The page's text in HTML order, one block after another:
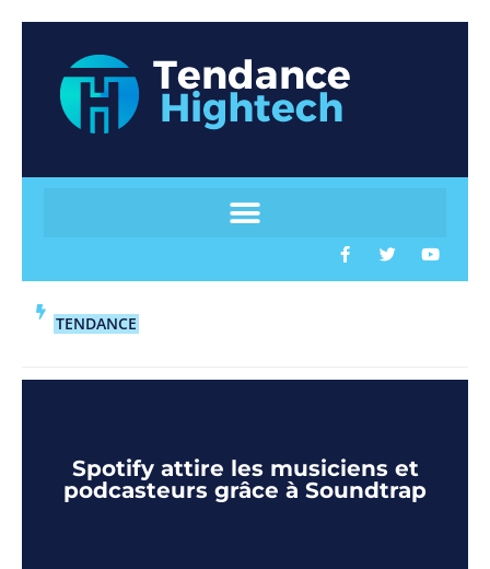
TENDANCE
Spotify attire les musiciens et
podcasteurs grâce à Soundtrap